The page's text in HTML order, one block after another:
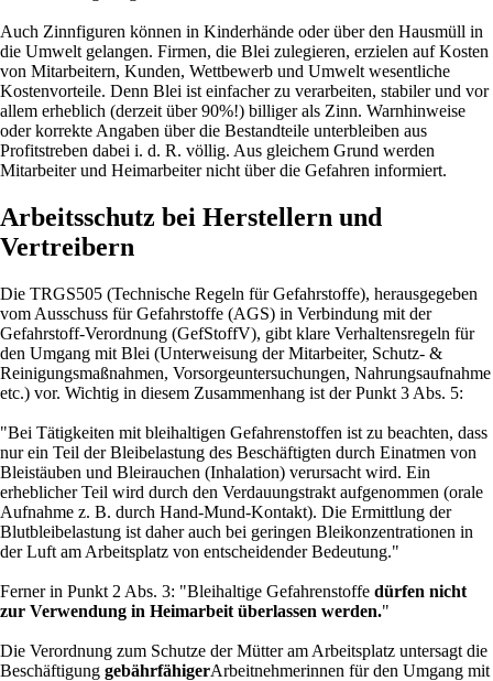
Auch Zinnfiguren können in Kinderhände oder über den Hausmüll in
die Umwelt gelangen. Firmen, die Blei zulegieren, erzielen auf Kosten
von Mitarbeitern, Kunden, Wettbewerb und Umwelt wesentliche
Kostenvorteile. Denn Blei ist einfacher zu verarbeiten, stabiler und vor
allem erheblich (derzeit über 90%!) billiger als Zinn. Warnhinweise
oder korrekte Angaben über die Bestandteile unterbleiben aus
Profitstreben dabei i. d. R. völlig. Aus gleichem Grund werden
Mitarbeiter und Heimarbeiter nicht über die Gefahren informiert.
Arbeitsschutz bei Herstellern und
Vertreibern
Die TRGS505 (Technische Regeln für Gefahrstoffe), herausgegeben
vom Ausschuss für Gefahrstoffe (AGS) in Verbindung mit der
Gefahrstoff-Verordnung (GefStoffV), gibt klare Verhaltensregeln für
den Umgang mit Blei (Unterweisung der Mitarbeiter, Schutz- &
Reinigungsmaßnahmen, Vorsorgeuntersuchungen, Nahrungsaufnahme
etc.) vor. Wichtig in diesem Zusammenhang ist der Punkt 3 Abs. 5:
"Bei Tätigkeiten mit bleihaltigen Gefahrenstoffen ist zu beachten, dass
nur ein Teil der Bleibelastung des Beschäftigten durch Einatmen von
Bleistäuben und Bleirauchen (Inhalation) verursacht wird. Ein
erheblicher Teil wird durch den Verdauungstrakt aufgenommen (orale
Aufnahme z. B. durch Hand-Mund-Kontakt). Die Ermittlung der
Blutbleibelastung ist daher auch bei geringen Bleikonzentrationen in
der Luft am Arbeitsplatz von entscheidender Bedeutung."
Ferner in Punkt 2 Abs. 3: "Bleihaltige Gefahrenstoffe dürfen nicht
zur Verwendung in Heimarbeit überlassen werden."
Die Verordnung zum Schutze der Mütter am Arbeitsplatz untersagt die
Beschäftigung gebährfähigerArbeitnehmerinnen für den Umgang mit